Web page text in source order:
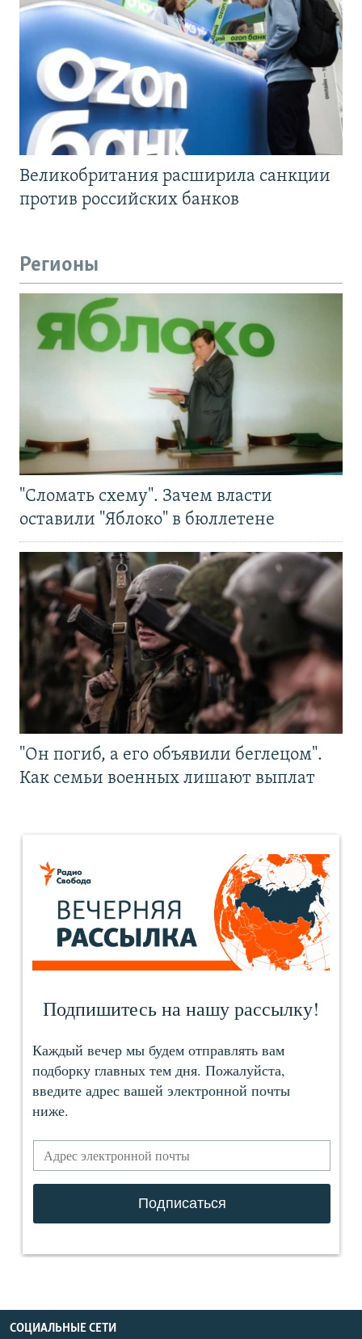
Великобритания расширила санкции
против российских банков
Регионы
"Сломать схему". Зачем власти
оставили "Яблоко" в бюллетене
"Он погиб, а его объявили беглецом".
Как семьи военных лишают выплат
СОЦИАЛЬНЫЕ СЕТИ